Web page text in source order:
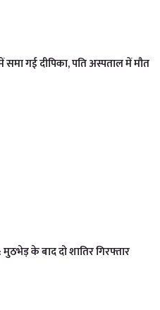
गई दीपिका, पति अस्पताल में मौत
के बाद दो शातिर गिरफ्तार